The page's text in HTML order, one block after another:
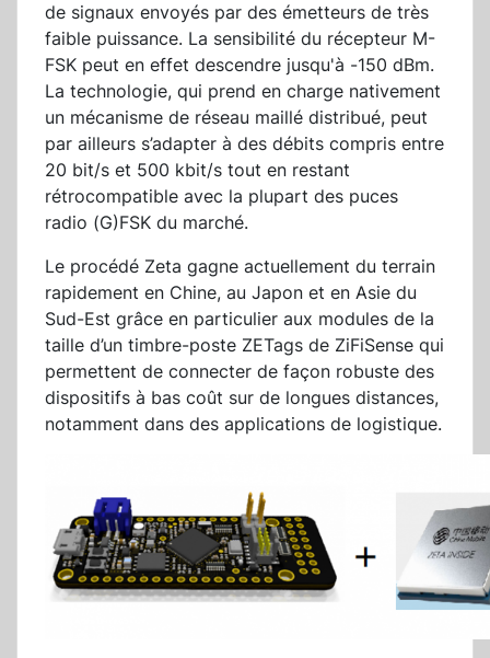
de signaux envoyés par des émetteurs de très
faible puissance. La sensibilité du récepteur M-
FSK peut en effet descendre jusqu'à -150 dBm.
La technologie, qui prend en charge nativement
un mécanisme de réseau maillé distribué, peut
par ailleurs s’adapter à des débits compris entre
20 bit/s et 500 kbit/s tout en restant
rétrocompatible avec la plupart des puces
radio (G)FSK du marché.
Le procédé Zeta gagne actuellement du terrain
rapidement en Chine, au Japon et en Asie du
Sud-Est grâce en particulier aux modules de la
taille d’un timbre-poste ZETags de ZiFiSense qui
permettent de connecter de façon robuste des
dispositifs à bas coût sur de longues distances,
notamment dans des applications de logistique.